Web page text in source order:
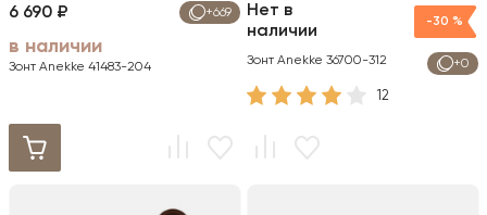
+669
6 690 ₽
в наличии
Зонт Anekke 41483-204
-30 %
+0
Нет в
наличии
Зонт Anekke 36700-312
12